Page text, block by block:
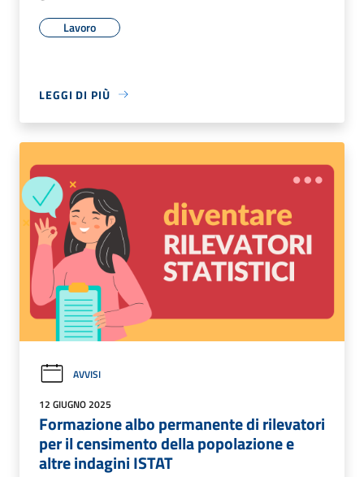
Lavoro
LEGGI DI PIÙ
AVVISI
12 GIUGNO 2025
Formazione albo permanente di rilevatori
per il censimento della popolazione e
altre indagini ISTAT